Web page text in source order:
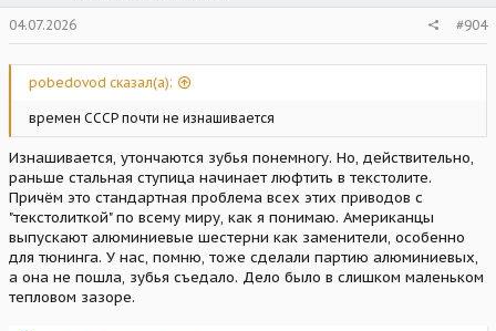
04.07.2026 #904
pobedovod сказал(а):
времен СССР почти не изнашивается
Изнашивается, утончаются зубья понемногу. Но, действительно,
раньше стальная ступица начинает люфтить в текстолите.
Причём это стандартная проблема всех этих приводов с
"текстолиткой" по всему миру, как я понимаю. Американцы
выпускают алюминиевые шестерни как заменители, особенно
для тюнинга. У нас, помню, тоже сделали партию алюминиевых,
а она не пошла, зубья съедало. Дело было в слишком маленьком
тепловом зазоре.